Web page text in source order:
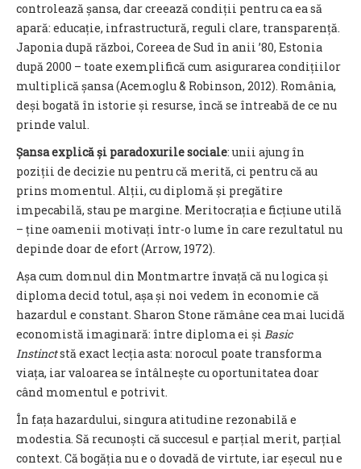
controlează șansa, dar creează condiții pentru ca ea să
apară: educație, infrastructură, reguli clare, transparență.
Japonia după război, Coreea de Sud în anii ’80, Estonia
după 2000 – toate exemplifică cum asigurarea condițiilor
multiplică șansa (Acemoglu & Robinson, 2012). România,
deși bogată în istorie și resurse, încă se întreabă de ce nu
prinde valul.
Șansa explică și paradoxurile sociale: unii ajung în
poziții de decizie nu pentru că merită, ci pentru că au
prins momentul. Alții, cu diplomă și pregătire
impecabilă, stau pe margine. Meritocrația e ficțiune utilă
– ține oamenii motivați într-o lume în care rezultatul nu
depinde doar de efort (Arrow, 1972).
Așa cum domnul din Montmartre învață că nu logica și
diploma decid totul, așa și noi vedem în economie că
hazardul e constant. Sharon Stone rămâne cea mai lucidă
economistă imaginară: între diploma ei și Basic
Instinctstă exact lecția asta: norocul poate transforma
viața, iar valoarea se întâlnește cu oportunitatea doar
când momentul e potrivit.
În fața hazardului, singura atitudine rezonabilă e
modestia. Să recunoști că succesul e parțial merit, parțial
context. Că bogăția nu e o dovadă de virtute, iar eșecul nu e